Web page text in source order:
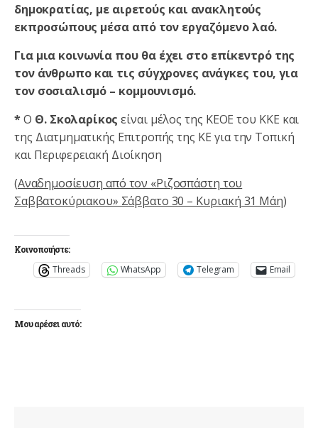
δημοκρατίας, με αιρετούς και ανακλητούς
εκπροσώπους μέσα από τον εργαζόμενο λαό.
Για μια κοινωνία που θα έχει στο επίκεντρό της
τον άνθρωπο και τις σύγχρονες ανάγκες του, για
τον σοσιαλισμό – κομμουνισμό.
*Ο Θ. Σκολαρίκος είναι μέλος της ΚΕΟΕ του ΚΚΕ και
της Διατμηματικής Επιτροπής της ΚΕ για την Τοπική
και Περιφερειακή Διοίκηση
(Αναδημοσίευση από τον «Ριζοσπάστη του
Σαββατοκύριακου» Σάββατο 30 – Κυριακή 31 Μάη)
Κοινοποιήστε:
Threads WhatsApp Telegram Email
Μου αρέσει αυτό: